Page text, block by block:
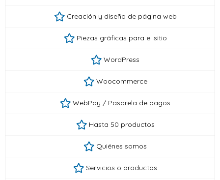
Creación y diseño de página web
Piezas gráficas para el sitio
WordPress
Woocommerce
WebPay / Pasarela de pagos
Hasta 50 productos
Quiénes somos
Servicios o productos